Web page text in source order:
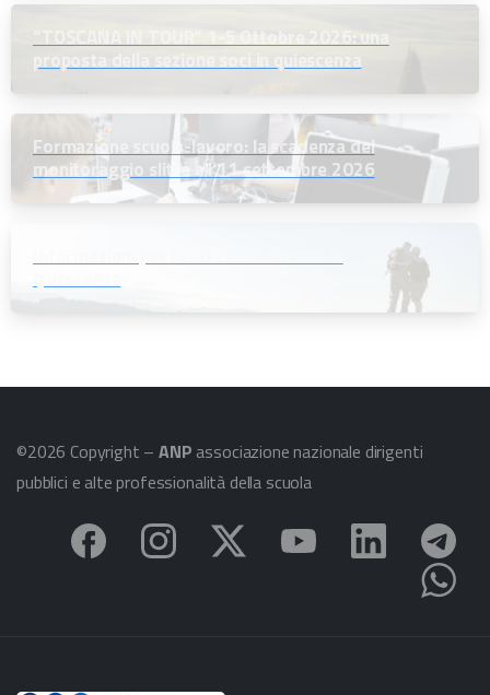
Formazione scuola-lavoro: la scadenza del
monitoraggio slitta all’11 settembre 2026
©2026 Copyright –ANP associazione nazionale dirigenti
pubblici e alte professionalità della scuola